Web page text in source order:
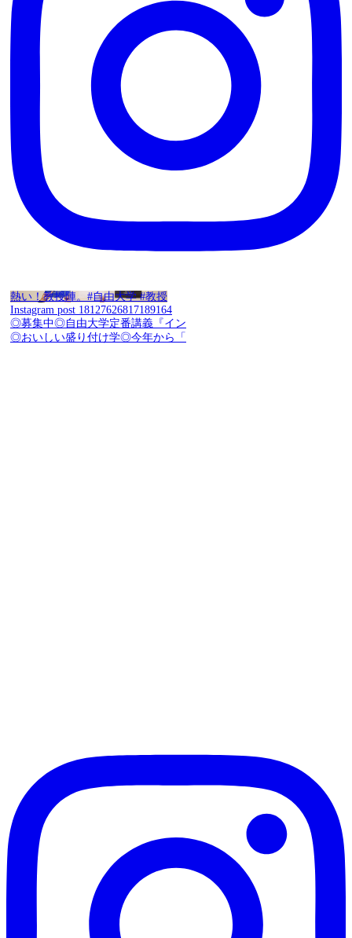
熱い！教授陣。#自由大学 #教授
Instagram post 18127626817189164
◎募集中◎自由大学定番講義『イン
◎おいしい盛り付け学◎今年から「